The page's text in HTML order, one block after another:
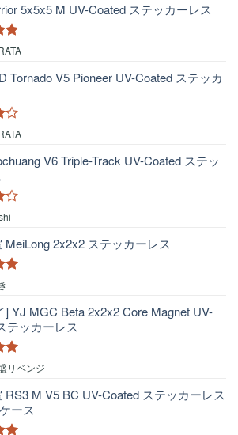
5x5x5 M UV-Coated ステッカーレス
5の
Tornado V5 Pioneer UV-Coated ステッカ
4
V6 Triple-Track UV-Coated ステッ
4
MeiLong 2x2x2 ステッカーレス
5
] YJ MGC Beta 2x2x2 Core Magnet UV-
テッカーレス
5の
リベンジ
RS3 M V5 BC UV-Coated ステッカーレス
ース